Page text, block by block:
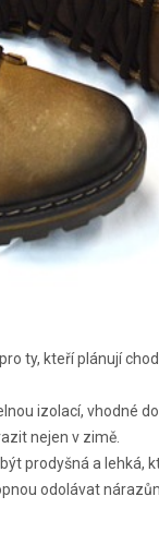
ty, kteří plánují
izolací, vhodné
nejen v zimě.
prodyšná a
odolávat